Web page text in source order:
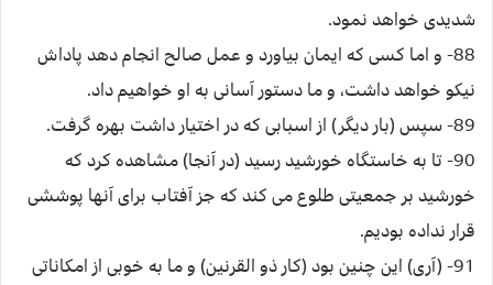
شديدى خواهد نمود.
88- و اما كسى كه ايمان بياورد و عمل صالح انجام دهد پاداش
نيكو خواهد داشت، و ما دستور آسانى به او خواهيم داد.
89- سپس (بار ديگر) از اسبابى كه در اختيار داشت بهره گرفت.
90- تا به خاستگاه خورشيد رسيد (در آنجا) مشاهده كرد كه
خورشيد بر جمعيتى طلوع مى كند كه جز آفتاب براى آنها پوششى
قرار نداده بوديم.
91- (آرى) اين چنين بود (كار ذو القرنين) و ما به خوبى از امكاناتى